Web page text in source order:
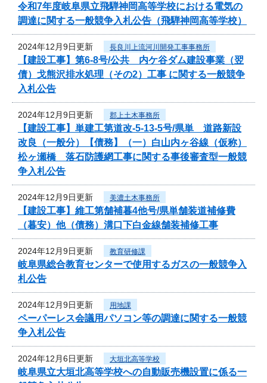
令和7年度岐阜県立飛騨神岡高等学校における電気の
調達に関する一般競争入札公告（飛騨神岡高等学校）
2024年12月9日更新 長良川上流河川開発工事事務所
【建設工事】第6-8号/公共 内ケ谷ダム建設事業（翌
債）戈熊沢排水処理（その2）工事 に関する一般競争
入札公告
2024年12月9日更新 郡上土木事務所
【建設工事】単建工第道改-5-13-5号/県単 道路新設
改良（一般分）【債務】（一）白山内ヶ谷線（仮称）
松ヶ瀬橋 落石防護網工事に関する事後審査型一般競
争入札公告
2024年12月9日更新 美濃土木事務所
【建設工事】維工第舗補暮4他号/県単舗装道補修費
（暮安）他（債務）溝口下白金線舗装補修工事
2024年12月9日更新 教育研修課
岐阜県総合教育センターで使用するガスの一般競争入
札公告
2024年12月9日更新 用地課
ペーパーレス会議用パソコン等の調達に関する一般競
争入札公告
2024年12月6日更新 大垣北高等学校
岐阜県立大垣北高等学校への自動販売機設置に係る一